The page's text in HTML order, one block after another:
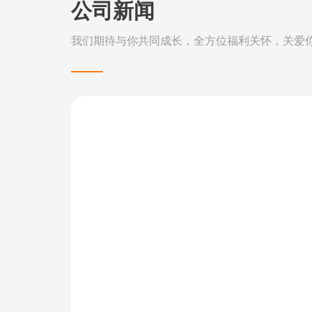
公司新闻
我们期待与你共同成长，全方位福利关怀，关爱